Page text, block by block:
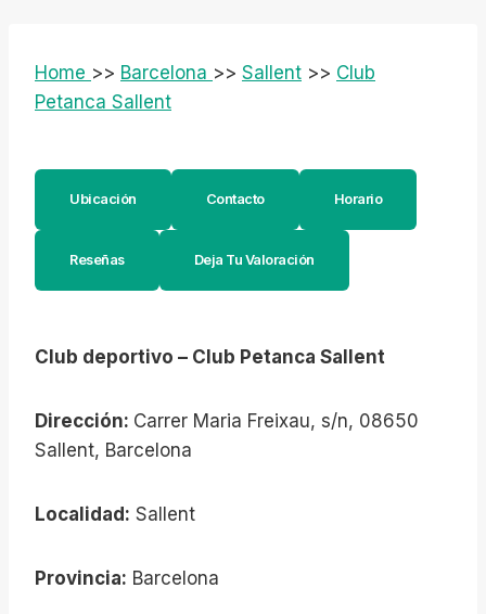
Home >> Barcelona >> Sallent >> Club
Petanca Sallent
Ubicación Contacto Horario
Reseñas Deja Tu Valoración
Club deportivo – Club Petanca Sallent
Dirección: Carrer Maria Freixau, s/n, 08650
Sallent, Barcelona
Localidad: Sallent
Provincia: Barcelona